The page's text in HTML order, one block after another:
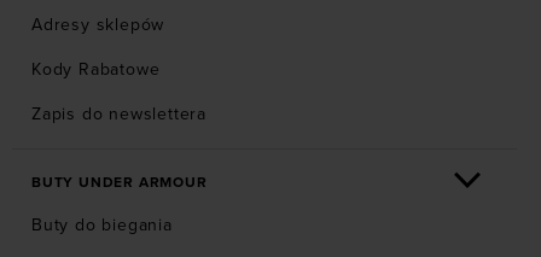
Adresy sklepów
Kody Rabatowe
Zapis do newslettera
BUTY UNDER ARMOUR
Buty do biegania